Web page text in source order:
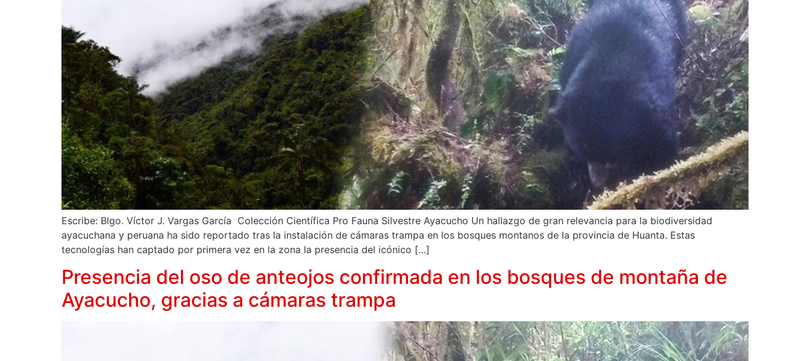
Escribe: Blgo. Víctor J. Vargas García Colección Científica Pro Fauna Silvestre Ayacucho Un hallazgo de gran relevancia para la biodiversidad
ayacuchana y peruana ha sido reportado tras la instalación de cámaras trampa en los bosques montanos de la provincia de Huanta. Estas
tecnologías han captado por primera vez en la zona la presencia del icónico […]
Presencia del oso de anteojos confirmada en los bosques de montaña de
Ayacucho, gracias a cámaras trampa